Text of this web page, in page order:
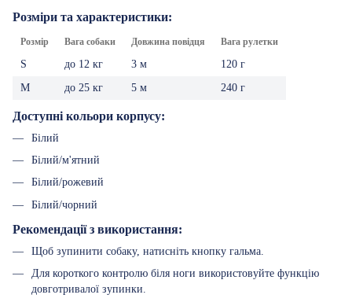
Розміри та характеристики:
Розмір Вага собаки Довжина повідця Вага рулетки
S до 12 кг 3 м
120 г
M
до 25 кг 5 м 240 г
Доступні кольори корпусу:
Білий
Білий/м'ятний
Білий/рожевий
Білий/чорний
Рекомендації з використання:
Щоб зупинити собаку, натисніть кнопку гальма.
Для короткого контролю біля ноги використовуйте функцію
довготривалої зупинки.